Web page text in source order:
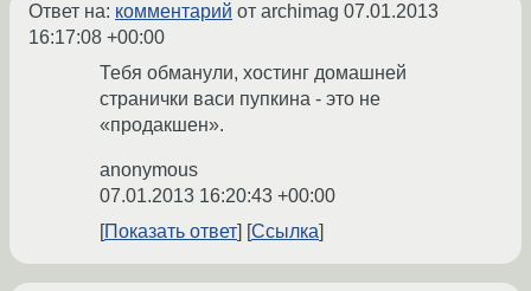
Ответ на: комментарий от archimag 07.01.2013
16:17:08 +00:00
Тебя обманули, хостинг домашней
странички васи пупкина - это не
«продакшен».
anonymous
07.01.2013 16:20:43 +00:00
Показать ответ
Ссылка